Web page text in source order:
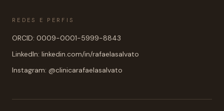
REDES E PERFIS
ORCID: 0009-0001-5999-8843
LinkedIn: linkedin.com/in/rafaelasalvato
Instagram: @clinicarafaelasalvato